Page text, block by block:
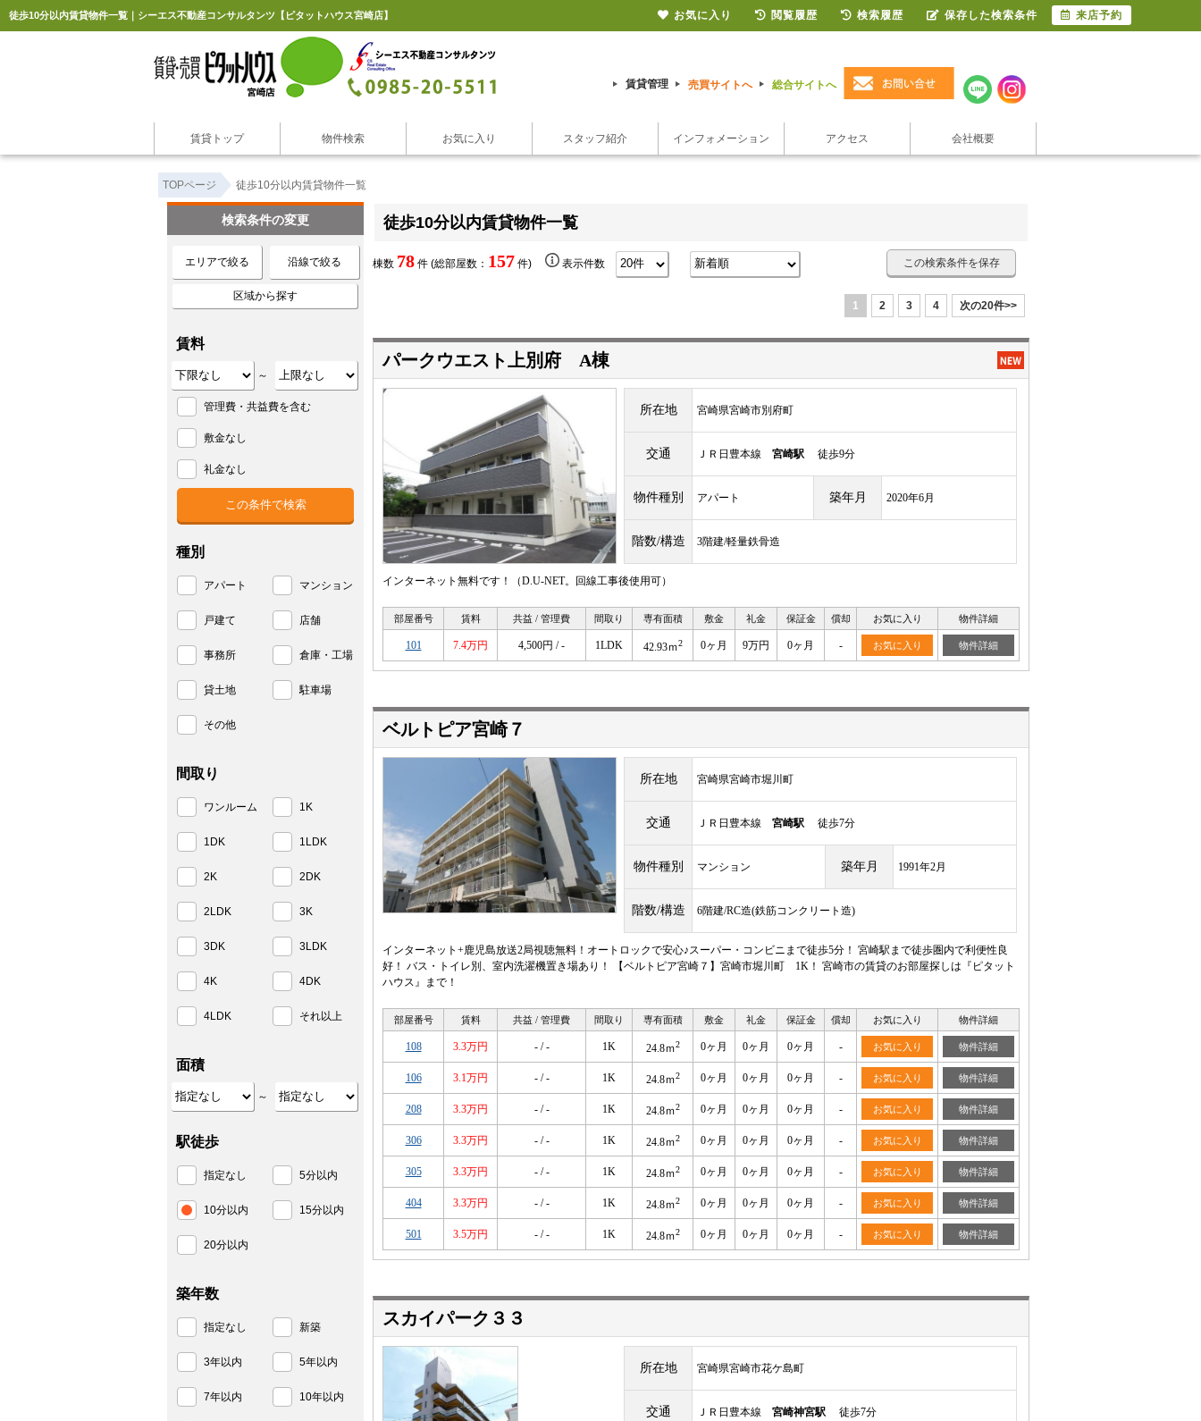
徒歩10分以内賃貸物件一覧｜シーエス不動産コンサルタンツ【ピタットハウス宮崎店】
賃貸管理 売買サイトへ 総合サイトへ
賃貸トップ 物件検索 お気に入り スタッフ紹介 インフォメーション アクセス 会社概要
TOPページ 徒歩10分以内賃貸物件一覧
徒歩10分以内賃貸物件一覧
棟数 78 件 (総部屋数： 157 件) 表示件数 この検索条件を保存
1 2 3 4 次の20件>>
パークウエスト上別府 A棟
所在地 宮崎県宮崎市別府町
交通 ＪＲ日豊本線 宮崎駅 徒歩9分
物件種別 アパート 築年月 2020年6月
階数/構造 3階建/軽量鉄骨造
インターネット無料です！（D.U-NET。回線工事後使用可）
部屋番号 賃料 共益 / 管理費 間取り 専有面積 敷金 礼金 保証金 償却 お気に入り 物件詳細
101 7.4万円 4,500円 / - 1LDK 42.93ｍ2 0ヶ月 9万円 0ヶ月 - お気に入り 物件詳細
ベルトピア宮崎７
所在地 宮崎県宮崎市堀川町
交通 ＪＲ日豊本線 宮崎駅 徒歩7分
物件種別 マンション 築年月 1991年2月
階数/構造 6階建/RC造(鉄筋コンクリート造)
インターネット+鹿児島放送2局視聴無料！オートロックで安心♪スーパー・コンビニまで徒歩5分！ 宮崎駅まで徒歩圏内で利便性良
好！ バス・トイレ別、室内洗濯機置き場あり！ 【ベルトピア宮崎７】宮崎市堀川町 1K！ 宮崎市の賃貸のお部屋探しは『ピタット
ハウス』まで！
部屋番号 賃料 共益 / 管理費 間取り 専有面積 敷金 礼金 保証金 償却 お気に入り 物件詳細
108 3.3万円 - / - 1K 24.8ｍ2 0ヶ月 0ヶ月 0ヶ月 - お気に入り 物件詳細
106 3.1万円 - / - 1K 24.8ｍ2 0ヶ月 0ヶ月 0ヶ月 - お気に入り 物件詳細
208 3.3万円 - / - 1K 24.8ｍ2 0ヶ月 0ヶ月 0ヶ月 - お気に入り 物件詳細
306 3.3万円 - / - 1K 24.8ｍ2 0ヶ月 0ヶ月 0ヶ月 - お気に入り 物件詳細
305 3.3万円 - / - 1K 24.8ｍ2 0ヶ月 0ヶ月 0ヶ月 - お気に入り 物件詳細
404 3.3万円 - / - 1K 24.8ｍ2 0ヶ月 0ヶ月 0ヶ月 - お気に入り 物件詳細
501 3.5万円 - / - 1K 24.8ｍ2 0ヶ月 0ヶ月 0ヶ月 - お気に入り 物件詳細
スカイパーク３３
所在地 宮崎県宮崎市花ケ島町
交通 ＪＲ日豊本線 宮崎神宮駅 徒歩7分
検索条件の変更
エリアで絞る 沿線で絞る
区域から探す
賃料
～
管理費・共益費を含む
敷金なし
礼金なし
種別
アパート マンション
戸建て 店舗
事務所 倉庫・工場
貸土地 駐車場
その他
間取り
ワンルーム 1K
1DK 1LDK
2K 2DK
2LDK 3K
3DK 3LDK
4K 4DK
4LDK それ以上
面積
～
駅徒歩
指定なし 5分以内
10分以内 15分以内
20分以内
築年数
指定なし 新築
3年以内 5年以内
7年以内 10年以内
お気に入り 閲覧履歴 検索履歴 保存した検索条件 来店予約